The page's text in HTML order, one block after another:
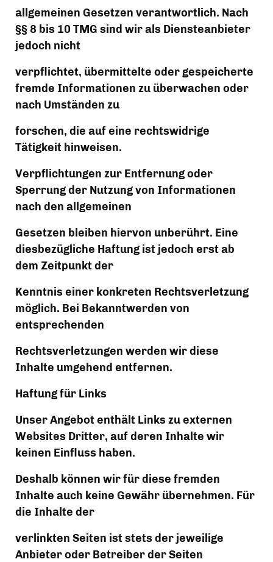
allgemeinen Gesetzen verantwortlich. Nach
§§ 8 bis 10 TMG sind wir als Diensteanbieter
jedoch nicht
verpflichtet, übermittelte oder gespeicherte
fremde Informationen zu überwachen oder
nach Umständen zu
forschen, die auf eine rechtswidrige
Tätigkeit hinweisen.
Verpflichtungen zur Entfernung oder
Sperrung der Nutzung von Informationen
nach den allgemeinen
Gesetzen bleiben hiervon unberührt. Eine
diesbezügliche Haftung ist jedoch erst ab
dem Zeitpunkt der
Kenntnis einer konkreten Rechtsverletzung
möglich. Bei Bekanntwerden von
entsprechenden
Rechtsverletzungen werden wir diese
Inhalte umgehend entfernen.
Haftung für Links
Unser Angebot enthält Links zu externen
Websites Dritter, auf deren Inhalte wir
keinen Einfluss haben.
Deshalb können wir für diese fremden
Inhalte auch keine Gewähr übernehmen. Für
die Inhalte der
verlinkten Seiten ist stets der jeweilige
Anbieter oder Betreiber der Seiten